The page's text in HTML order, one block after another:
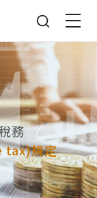
務
tax)規定